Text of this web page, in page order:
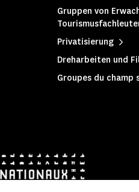
Gruppen von
Privatisierung
Dreharbeiten und
Groupes du champ